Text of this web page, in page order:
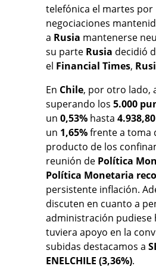
telefónica el martes
negociaciones
a Rusia mantenerse
su parte Rusia decidió
el Financial Times,
En Chile, por otro lado,
superando los 5.000
un 0,53% hasta
un 1,65%frente a toma
producto de los
reunión de Política
Política Monetaria
persistente inflación.
discuten en cuanto a
administración pudiese
tuviera apoyo en la
subidas destacamos a
ENELCHILE (3,36%).